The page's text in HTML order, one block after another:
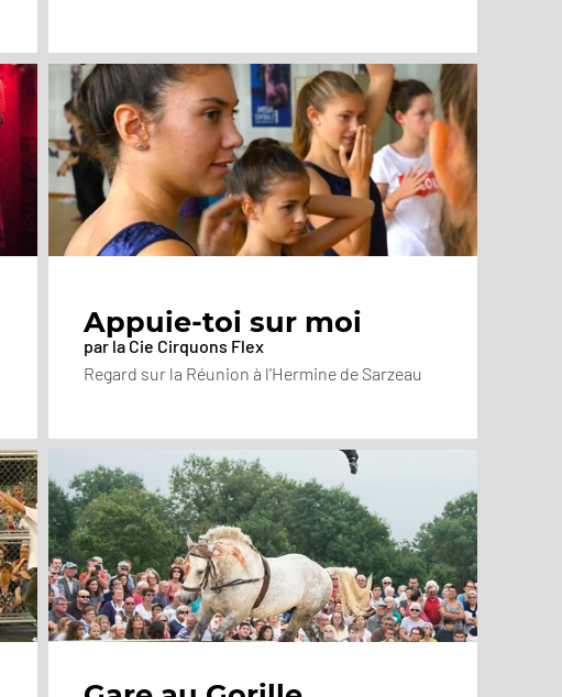
Appuie-toi sur moi
par la Cie Cirquons Flex
Regard sur la Réunion à l'Hermine de Sarzeau